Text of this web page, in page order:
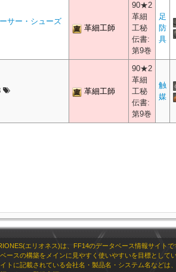
サー・シューズ
革細工師
90★2
革細
工秘
伝書:
第9巻
足
防
具
革細工師
90★2
革細
工秘
伝書:
第9巻
触
媒
エリオネス)は、FF14のデータベース情報サイトで
ースの構築をメインに見やすく使いやすいを目標としてい
トに記載されている会社名・製品名・システム名などは